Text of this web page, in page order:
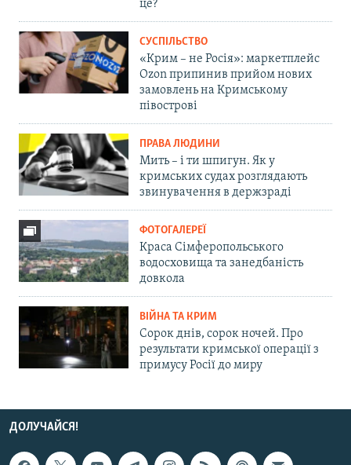
це?
СУСПІЛЬСТВО
«Крим – не Росія»: маркетплейс
Ozon припинив прийом нових
замовлень на Кримському
півострові
ПРАВА ЛЮДИНИ
Мить – і ти шпигун. Як у
кримських судах розглядають
звинувачення в держзраді
ФОТОГАЛЕРЕЇ
Краса Сімферопольського
водосховища та занедбаність
довкола
ВІЙНА ТА КРИМ
Сорок днів, сорок ночей. Про
результати кримської операції з
примусу Росії до миру
ДОЛУЧАЙСЯ!